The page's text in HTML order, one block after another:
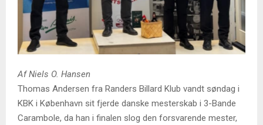
Af Niels O. Hansen
Thomas Andersen fra Randers Billard Klub vandt søndag i
KBK i København sit fjerde danske mesterskab i 3-Bande
Carambole, da han i finalen slog den forsvarende mester,